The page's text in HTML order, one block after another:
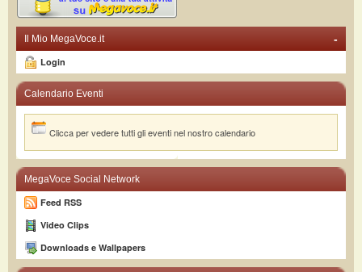
-
Il Mio MegaVoce.it
Login
Calendario Eventi
Clicca per vedere tutti gli eventi nel nostro calendario
MegaVoce Social Network
Feed RSS
Video Clips
Downloads e Wallpapers